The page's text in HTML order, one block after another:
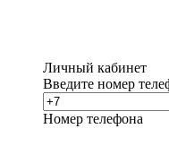
Личный кабинет
Введите номер
Номер телефона